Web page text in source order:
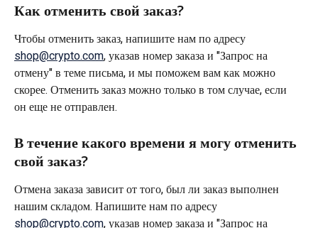
Как отменить свой заказ?
Чтобы отменить заказ, напишите нам по адресу
shop@crypto.com, указав номер заказа и "Запрос на
отмену" в теме письма, и мы поможем вам как можно
скорее. Отменить заказ можно только в том случае, если
он еще не отправлен.
В течение какого времени я могу отменить
свой заказ?
Отмена заказа зависит от того, был ли заказ выполнен
нашим складом. Напишите нам по адресу
shop@crypto.com, указав номер заказа и "Запрос на